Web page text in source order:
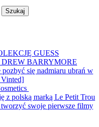
Szukaj
GUESS
BARRYMORE
się nadmiaru ubrań w
Vinted]
z polską marką Le Petit Trou
swoje pierwsze filmy